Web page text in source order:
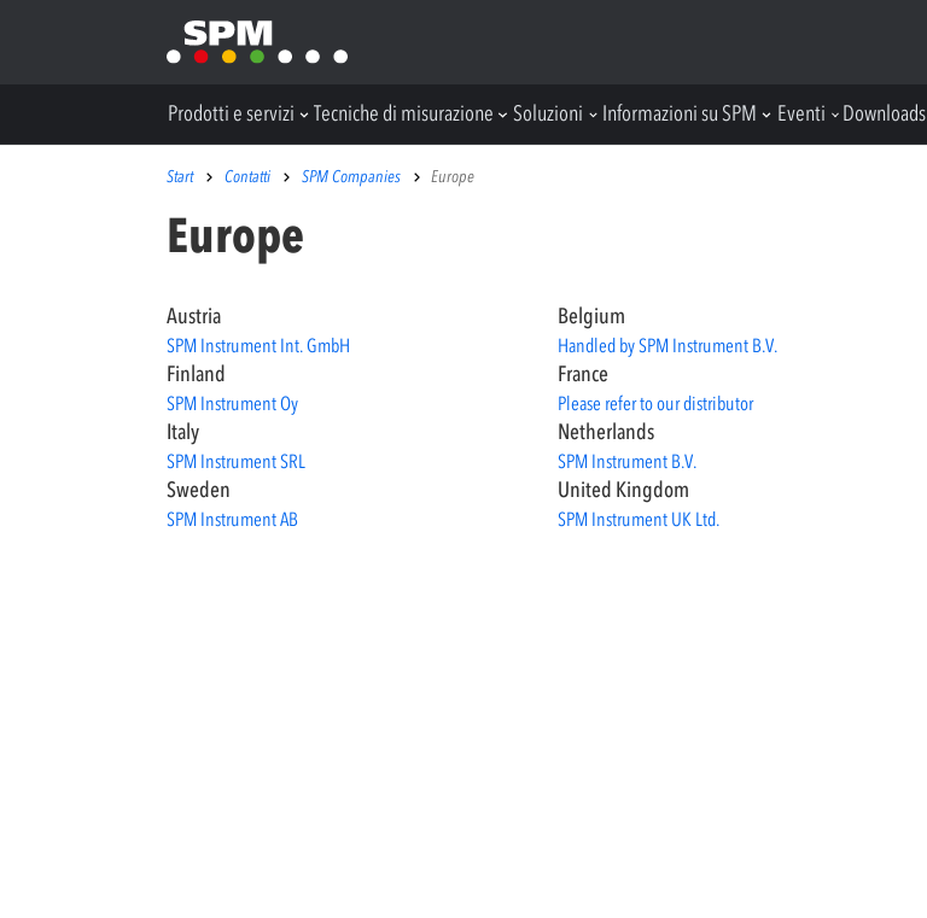
Prodotti e servizi Tecniche di misurazione Soluzioni Informazioni su SPM Eventi Downloads
Start Contatti SPM Companies Europe
Europe
Austria
SPM Instrument Int. GmbH
Belgium
Handled by SPM Instrument B.V.
Finland
SPM Instrument Oy
France
Please refer to our distributor
Italy
SPM Instrument SRL
Netherlands
SPM Instrument B.V.
Sweden
SPM Instrument AB
United Kingdom
SPM Instrument UK Ltd.